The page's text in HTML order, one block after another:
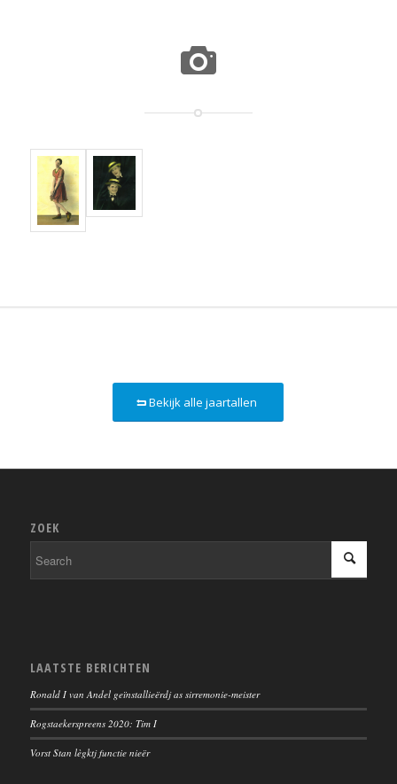
Bekijk alle jaartallen
ZOEK
LAATSTE BERICHTEN
Ronald I van Andel geïnstallieërdj as sirremonie-meister
Rogstaekerspreens 2020: Tim I
Vorst Stan lègktj functie nieër